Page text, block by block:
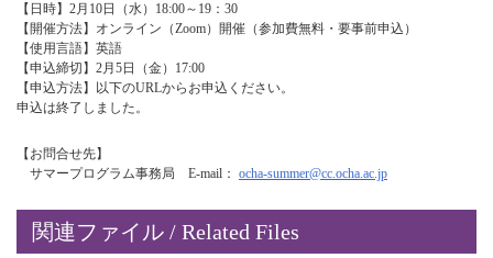
【日時】2月10日（水）18:00～19：30
【開催方法】オンライン（Zoom）開催（参加費無料・要事前申込）
【使用言語】英語
【申込締切】2月5日（金）17:00
【申込方法】以下のURLからお申込ください。
申込は終了しました。
【お問合せ先】
サマープログラム事務局 E-mail： ocha-summer@cc.ocha.ac.jp
関連ファイル / Related Files